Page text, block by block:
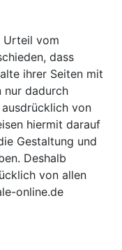
Urteil vom
dass
ihrer Seiten mit
nur dadurch
von
hiermit darauf
Gestaltung und
Deshalb
von allen
online.de